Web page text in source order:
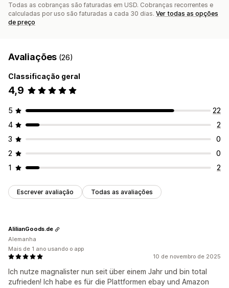
Todas as cobranças são faturadas em USD. Cobranças recorrentes e
calculadas por uso são faturadas a cada 30 dias. Ver todas as opções
de preço
Avaliações (26)
Classificação geral
4,9
5
22
4
2
3
0
2
0
1
2
Escrever avaliação Todas as avaliações
10 de novembro de 2025
Ich nutze magnalister nun seit über einem Jahr und bin total
zufrieden! Ich habe es für die Plattformen ebay und Amazon
AlilianGoods.de
Alemanha
Mais de 1 ano usando o app